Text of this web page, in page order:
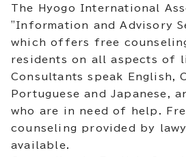
The Hyogo International
"Information and Advisory
which offers free
residents on all aspects of
Consultants speak English,
Portuguese and Japanese,
who are in need of help.
counseling provided by
available.